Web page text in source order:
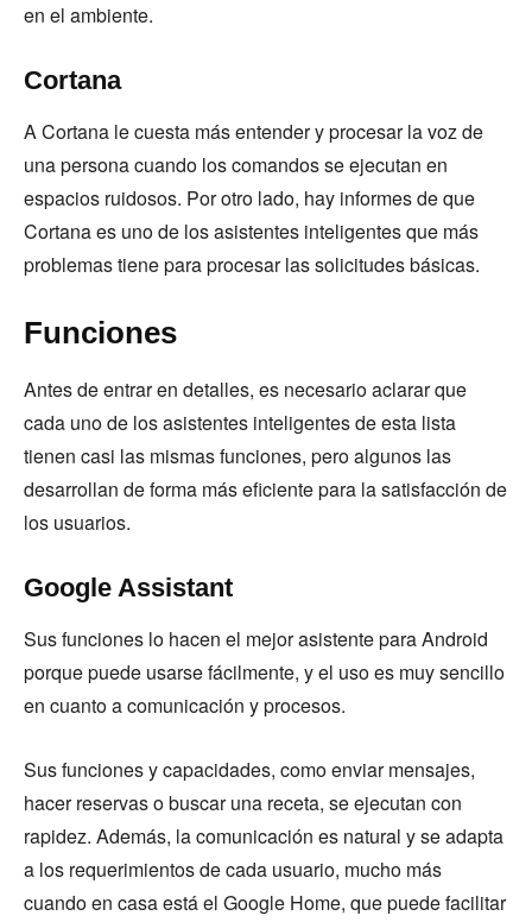
en el ambiente.
Cortana
A Cortana le cuesta más entender y procesar la voz de
una persona cuando los comandos se ejecutan en
espacios ruidosos. Por otro lado, hay informes de que
Cortana es uno de los asistentes inteligentes que más
problemas tiene para procesar las solicitudes básicas.
Funciones
Antes de entrar en detalles, es necesario aclarar que
cada uno de los asistentes inteligentes de esta lista
tienen casi las mismas funciones, pero algunos las
desarrollan de forma más eficiente para la satisfacción de
los usuarios.
Google Assistant
Sus funciones lo hacen el mejor asistente para Android
porque puede usarse fácilmente, y el uso es muy sencillo
en cuanto a comunicación y procesos.
Sus funciones y capacidades, como enviar mensajes,
hacer reservas o buscar una receta, se ejecutan con
rapidez. Además, la comunicación es natural y se adapta
a los requerimientos de cada usuario, mucho más
cuando en casa está el Google Home, que puede facilitar